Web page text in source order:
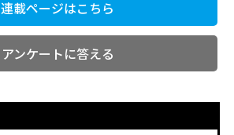
連載ページはこちら
アンケートに答える